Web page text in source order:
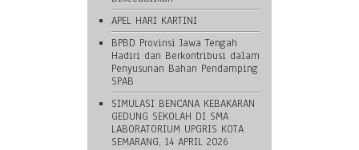
APEL HARI KARTINI
BPBD Provinsi Jawa Tengah
Hadiri dan Berkontribusi dalam
Penyusunan Bahan Pendamping
SPAB
SIMULASI BENCANA KEBAKARAN
GEDUNG SEKOLAH DI SMA
LABORATORIUM UPGRIS KOTA
SEMARANG, 14 APRIL 2026